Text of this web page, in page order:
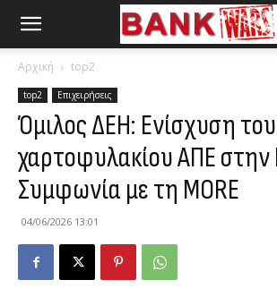
Αρχική top2
top2 Επιχειρήσεις
Όμιλος ΔΕΗ: Ενίσχυση του
χαρτοφυλακίου ΑΠΕ
Συμφωνία με τη MORE
04/06/2026 13:01